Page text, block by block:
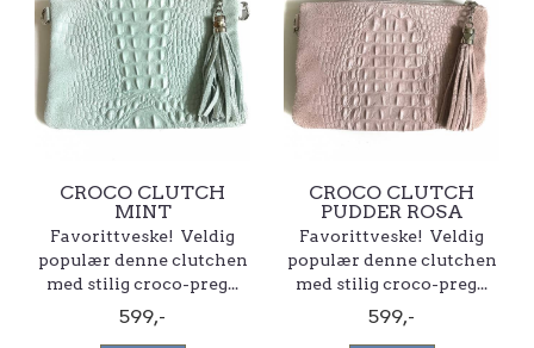
CROCO CLUTCH
MINT
Favorittveske! Veldig
populær denne clutchen
med stilig croco-preg...
599,-
CROCO CLUTCH
PUDDER ROSA
Favorittveske! Veldig
populær denne clutchen
med stilig croco-preg...
599,-